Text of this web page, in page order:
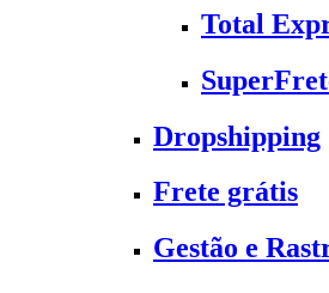
Total
Dropshipping
Frete grátis
Gestão e